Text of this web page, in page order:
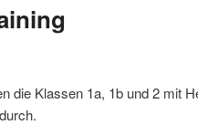
die Klassen 1a, 1b und 2 mit